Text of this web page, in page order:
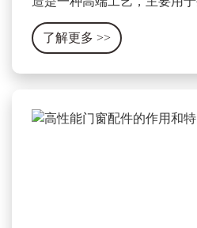
品。这种工艺主要包含以下几
了解更多 >>